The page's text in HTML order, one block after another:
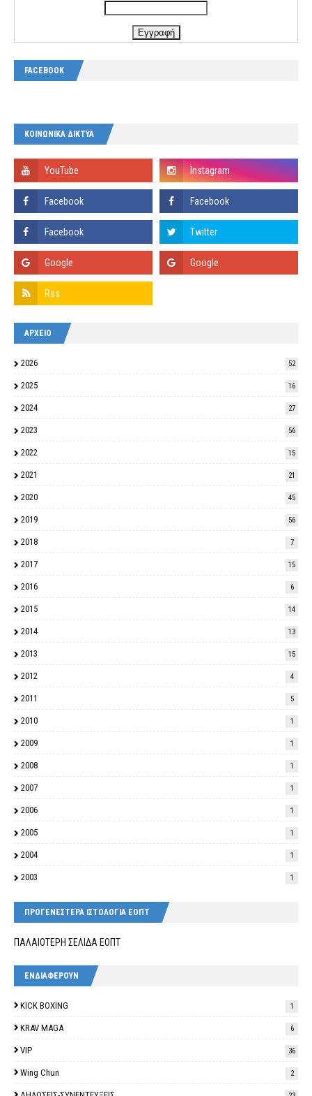
FACEBOOK
ΚΟΙΝΩΝΙΚΑ ΔΙΚΤΥΑ
ΑΡΧΕΙΟ
2026 52
2025 16
2024 27
2023 56
2022 15
2021 21
2020 45
2019 56
2018 7
2017 15
2016 6
2015 14
2014 13
2013 15
2012 4
2011 5
2010 1
2009 1
2008 1
2007 1
2006 1
2005 1
2004 1
2003 1
ΠΡΟΓΕΝΕΣΤΕΡΑ ΙΣΤΟΛΟΓΙΑ ΕΟΠΤ
ΠΑΛΑΙΟΤΕΡΗ ΣΕΛΙΔΑ ΕΟΠΤ
ΕΝΔΙΑΦΕΡΟΥΝ
KICK BOXING 1
KRAV MAGA 6
VIP 36
Wing Chun 2